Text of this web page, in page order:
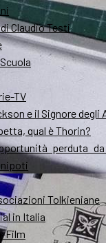
Claudio Testi
TV
e il Signore degli
qual è Thorin?
perduta
Tolkieniane
in Italia
Film